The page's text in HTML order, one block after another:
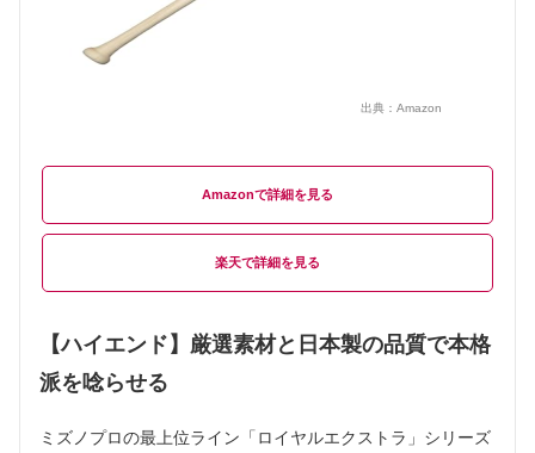
出典： Amazon
Amazon
楽天
【ハイエンド】厳選素材と日本製の品質で本格
派を唸らせる
ミズノプロの最上位ライン「ロイヤルエクストラ」シリーズ